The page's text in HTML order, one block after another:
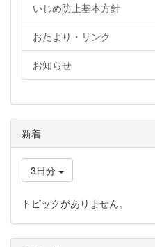
いじめ防止基本方針
おたより・リンク
お知らせ
新着
3日分
トピックがありません。